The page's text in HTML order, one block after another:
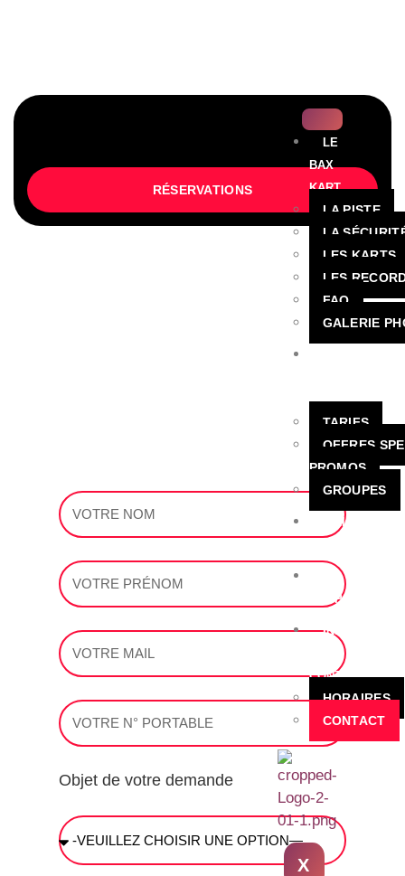
LE
BAX
KART
LA PISTE
LA
LES KARTS
LES
FAQ
GALERIE
GROUPES
TARIFS
OFFRES
PROMOS
GROUPES
BILLETTERIE
SHOP
INFOS
CONTACT
HORAIRES
CONTACT
X
RÉSERVATIONS
Objet de votre demande